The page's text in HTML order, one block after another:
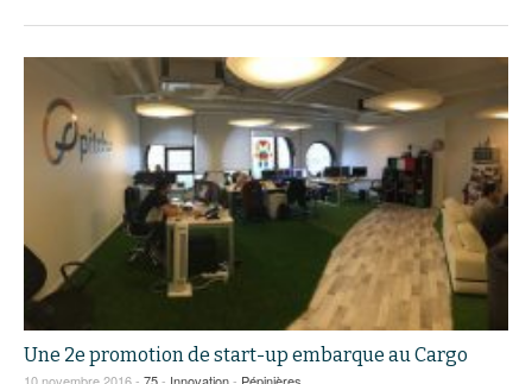
Une 2e promotion de start-up embarque au Cargo